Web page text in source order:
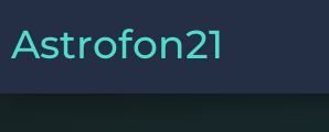
Astrofon21